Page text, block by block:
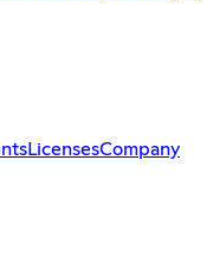
LicensesCompany